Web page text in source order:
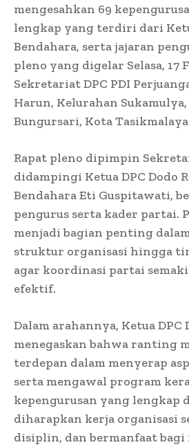
mengesahkan 69
lengkap yang terdiri dari
Bendahara, serta jajaran
pleno yang digelar Selasa, 17
Sekretariat DPC PDI
Harun, Kelurahan
Bungursari, Kota
Rapat pleno dipimpin
didampingi Ketua DPC Dodo
Bendahara Eti Guspitawati,
pengurus serta kader partai.
menjadi bagian penting
struktur organisasi hingga
agar koordinasi partai
efektif.
Dalam arahannya, Ketua DPC
menegaskan bahwa ranting
terdepan dalam menyerap
serta mengawal program
kepengurusan yang lengkap
diharapkan kerja organisasi
disiplin, dan bermanfaat bagi